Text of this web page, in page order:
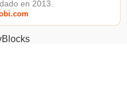
en 2013.